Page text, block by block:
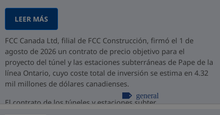
LEER MÁS
FCC Canada Ltd, filial de FCC Construcción, firmó el 1 de
agosto de 2026 un contrato de precio objetivo para el
proyecto del túnel y las estaciones subterráneas de Pape de la
línea Ontario, cuyo coste total de inversión se estima en 4.32
mil millones de dólares canadienses.
El contrato de los túneles y estaciones subter...
general